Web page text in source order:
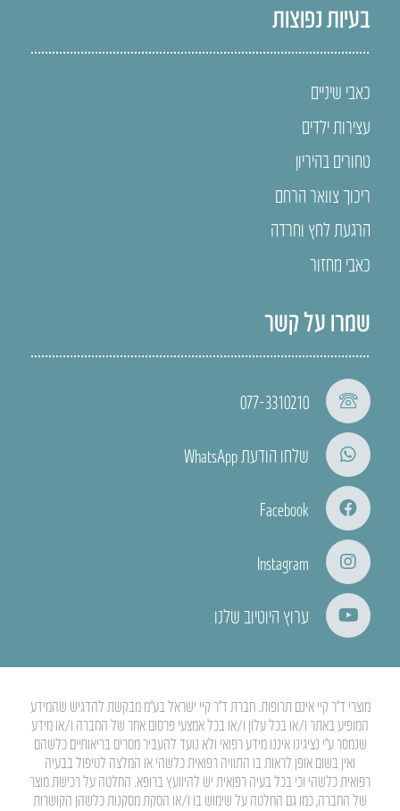
בעיות נפוצות
כאבי שיניים
עצירות ילדים
טחורים בהיריון
ריכוך צוואר הרחם
הרגעת לחץ וחרדה
כאבי מחזור
שמרו על קשר
077-3310210
שלחו הודעת WhatsApp
Facebook
Instagram
ערוץ היוטיוב שלנו
מוצרי ד”ר קיי אינם תרופות. חברת ד”ר קיי ישראל בע”מ מבקשת להדגיש שהמידע
המופיע באתר ו/או בכל עלון ו/או בכל אמצעי פרסום אחר של החברה ו/או מידע
שנמסר ע”י נציגינו איננו מידע רפואי ולא נועד להעביר מסרים בריאותיים כלשהם
ואין בשום אופן לראות בו התוויה רפואית כלשהי או המלצה לטיפול בבעיה
רפואית כלשהי וכי בכל בעיה רפואית יש להיוועץ ברופא. החלטה על רכישת מוצר
של החברה, כמו גם החלטה על שימוש בו ו/או הסקת מסקנות כלשהן הקושרות